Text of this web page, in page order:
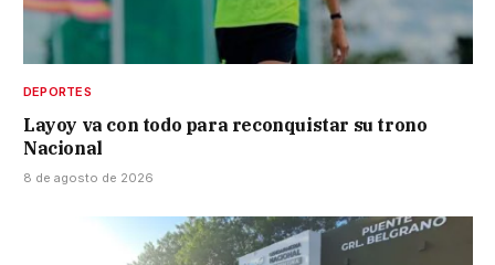
DEPORTES
Layoy va con todo para reconquistar su trono
Nacional
8 de agosto de 2026